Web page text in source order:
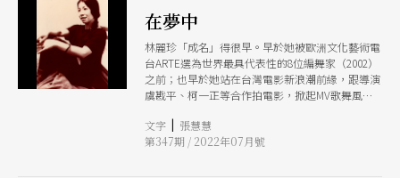
在夢中
林麗珍「成名」得很早。早於她被歐洲文化藝術電
台ARTE選為世界最具代表性的8位編舞家（2002）
之前；也早於她站在台灣電影新浪潮前緣，跟導演
虞戡平、柯一正等合作拍電影，掀起MV歌舞風潮
被封為「五冠王」，年年獲「全省國中現代舞」比
賽首獎，並挾此聲勢在1978年的國父紀念館舉辦首
文字 | 張慧慧
第347期 / 2022年07月號